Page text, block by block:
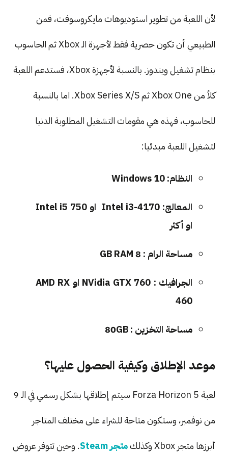
لأن اللعبة من تطوير استوديوهات مايكروسوفت، فمن
الطبيعي أن تكون حصرية فقط لأجهزة الـ Xbox ثم الحاسوب
بنظام تشغيل ويندوز. بالنسبة لأجهزة Xbox، فستدعم اللعبة
كلاً من Xbox One ثم Xbox Series X/S. اما بالنسبة
للحاسوب، فهذه هي مقومات التشغيل المطلوبة الدنيا
لتشغيل اللعبة مبدئيا:
النظام: Windows 10
المعالج: Intel i3-4170 او Intel i5 750
او أكثر
مساحة الرام : 8 GB RAM
الجرافيك : NVidia GTX 760 او AMD RX
460
مساحة التخزين : 80GB
موعد الإطلاق وكيفية الحصول عليها؟
لعبة Forza Horizon 5 سيتم إطلاقها بشكل رسمي في الـ 9
من نوفمبر، وستكون متاحة للشراء على مختلف المتاجر
أبرزها متجر Xbox وكذلك
متجر Steam
. وحين تتوفر عروض